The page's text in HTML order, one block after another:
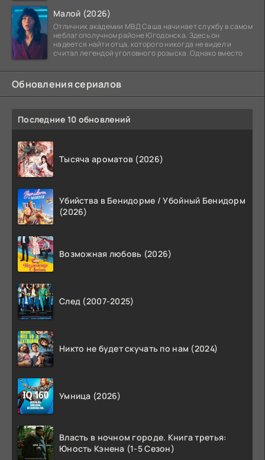
Малой (2026)
Отличник академии МВД Саша начинает службу в самом
неблагополучном районе Югодонска. Здесь он
надеется найти отца, которого никогда не видел и
считал легендой уголовного розыска. Однако вместо
Обновления сериалов
Последние 10 обновлений
Тысяча ароматов (2026)
Убийства в Бенидорме / Убойный Бенидорм
(2026)
Возможная любовь (2026)
След (2007-2025)
Никто не будет скучать по нам (2024)
Умница (2026)
Власть в ночном городе. Книга третья:
Юность Кэнена (1-5 Сезон)